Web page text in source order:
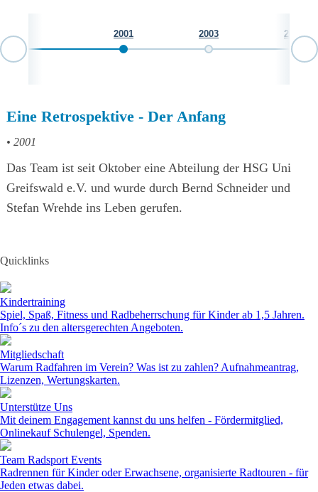
2001 2003 2005
Eine Retrospektive - Der Anfang
2001
Das Team ist seit Oktober eine Abteilung der HSG Uni
Greifswald e.V. und wurde durch Bernd Schneider und
Stefan Wrehde ins Leben gerufen.
Quicklinks
Kindertraining
Spiel, Spaß, Fitness und Radbeherrschung für Kinder ab 1,5 Jahren.
Info´s zu den altersgerechten Angeboten.
Mitgliedschaft
Warum Radfahren im Verein? Was ist zu zahlen? Aufnahmeantrag,
Lizenzen, Wertungskarten.
Unterstütze Uns
Mit deinem Engagement kannst du uns helfen - Fördermitglied,
Onlinekauf Schulengel, Spenden.
Team Radsport Events
Radrennen für Kinder oder Erwachsene, organisierte Radtouren - für
Jeden etwas dabei.